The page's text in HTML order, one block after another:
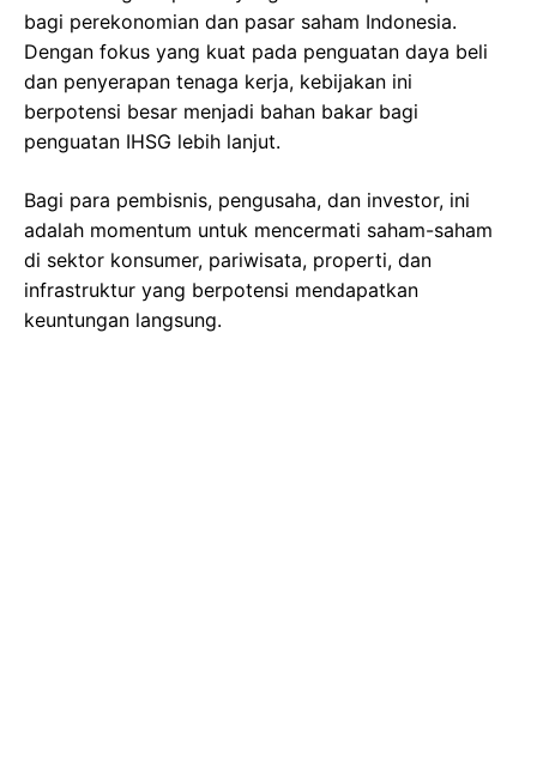
bagi perekonomian dan pasar saham Indonesia.
Dengan fokus yang kuat pada penguatan daya beli
dan penyerapan tenaga kerja, kebijakan ini
berpotensi besar menjadi bahan bakar bagi
penguatan IHSG lebih lanjut.
Bagi para pembisnis, pengusaha, dan investor, ini
adalah momentum untuk mencermati saham-saham
di sektor konsumer, pariwisata, properti, dan
infrastruktur yang berpotensi mendapatkan
keuntungan langsung.